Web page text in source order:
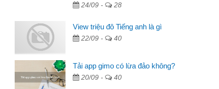
24/09 - 28
View triệu đô Tiếng anh là gì
22/09 - 40
Tải app gimo có lừa đảo không?
20/09 - 40